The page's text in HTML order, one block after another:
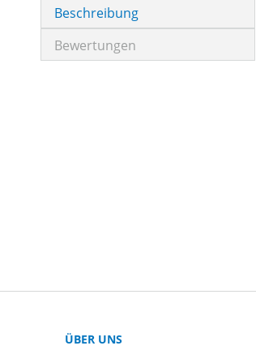
Beschreibung
Bewertungen
ÜBER UNS